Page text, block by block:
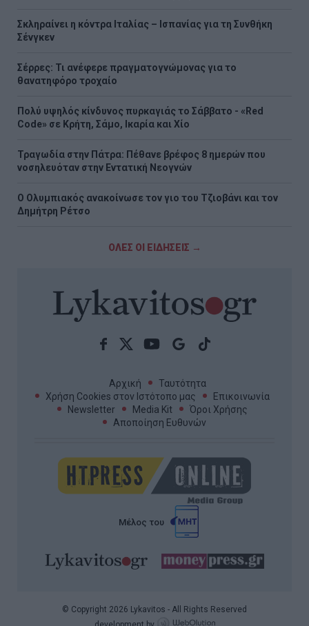
Σκληραίνει η κόντρα Ιταλίας – Ισπανίας για τη Συνθήκη
Σένγκεν
Σέρρες: Τι ανέφερε πραγματογνώμονας για το
θανατηφόρο τροχαίο
Πολύ υψηλός κίνδυνος πυρκαγιάς το Σάββατο - «Red
Code» σε Κρήτη, Σάμο, Ικαρία και Χίο
Τραγωδία στην Πάτρα: Πέθανε βρέφος 8 ημερών που
νοσηλευόταν στην Εντατική Νεογνών
O Ολυμπιακός ανακοίνωσε τον γιο του Τζιοβάνι και τον
Δημήτρη Ρέτσο
ΟΛΕΣ ΟΙ ΕΙΔΗΣΕΙΣ →
Αρχική
Ταυτότητα
Χρήση Cookies στον Ιστότοπο μας
Επικοινωνία
Newsletter
Media Kit
Όροι Χρήσης
Αποποίηση Ευθυνών
Μέλος του
© Copyright 2026 Lykavitos - All Rights Reserved